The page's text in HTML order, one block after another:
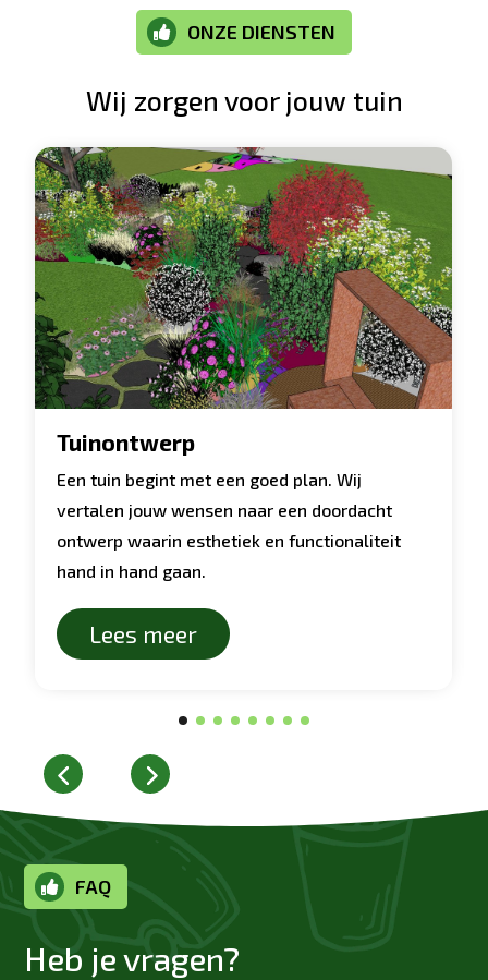
 ONZE DIENSTEN
Wij zorgen voor jouw tuin
Tuinontwerp
Een tuin begint met een goed plan. Wij
vertalen jouw wensen naar een doordacht
ontwerp waarin esthetiek en functionaliteit
hand in hand gaan.
Lees meer
 FAQ
Heb je vragen?